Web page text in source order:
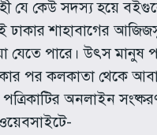
যে কেউ সদস্য হয়ে
ঢাকার শাহাবাগের
যেতে পারে। উৎস মানুষ
পর কলকাতা থেকে
পত্রিকাটির অনলাইন